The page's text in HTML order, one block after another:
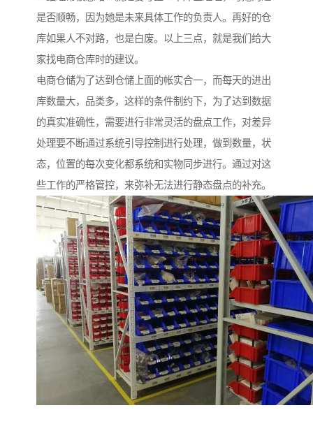
是否顺畅，因为她是未来具体工作的负责人。再好的仓
库如果人不对路，也是白废。以上三点，就是我们给大
家找电商仓库时的建议。
电商仓储为了达到仓储上面的帐实合一，而每天的进出
库数量大，品类多，这样的条件制约下，为了达到数据
的真实准确性，需要进行非常灵活的盘点工作，对差异
处理要不断通过系统引导控制进行处理，做到数量，状
态，位置的每次变化都系统和实物同步进行。通过对这
些工作的严格管控，来弥补无法进行静态盘点的补充。